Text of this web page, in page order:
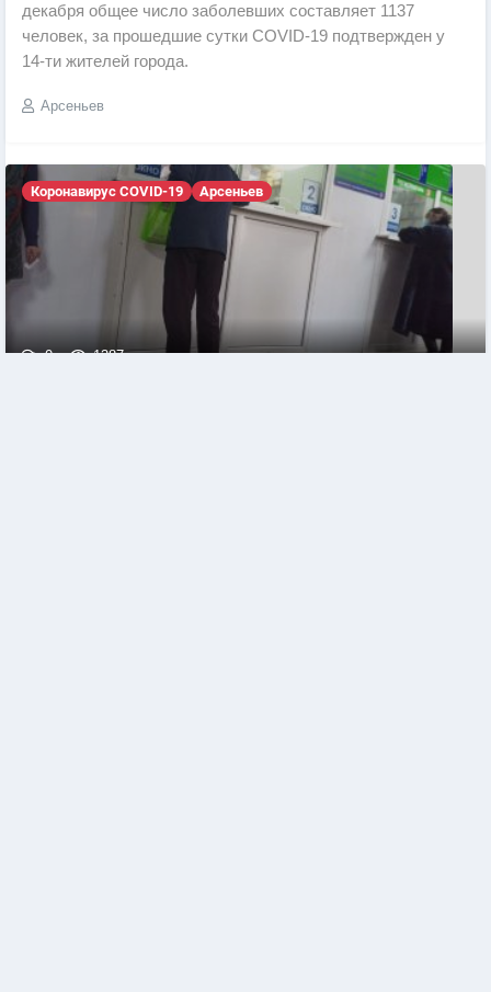
декабря общее число заболевших составляет 1137
человек, за прошедшие сутки COVID-19 подтвержден у
14-ти жителей города.
Арсеньев
Коронавирус COVID-19 Арсеньев
0 1387